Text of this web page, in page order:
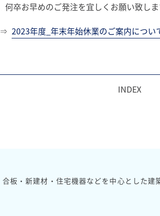
卒お早めのご発注を宜しくお願い致しま
⇒ 2023年度_年末年始休業のご案内につい
INDEX
合板・新建材・住宅機器などを中心とした建